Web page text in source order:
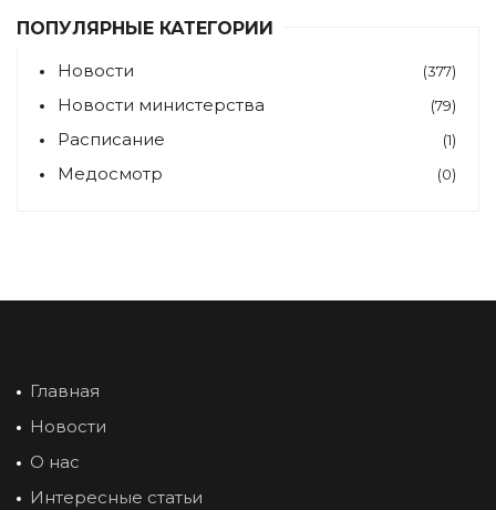
ПОПУЛЯРНЫЕ КАТЕГОРИИ
Новости
(377)
Новости министерства (79)
Расписание (1)
Медосмотр (0)
Главная
Новости
О нас
Интересные статьи